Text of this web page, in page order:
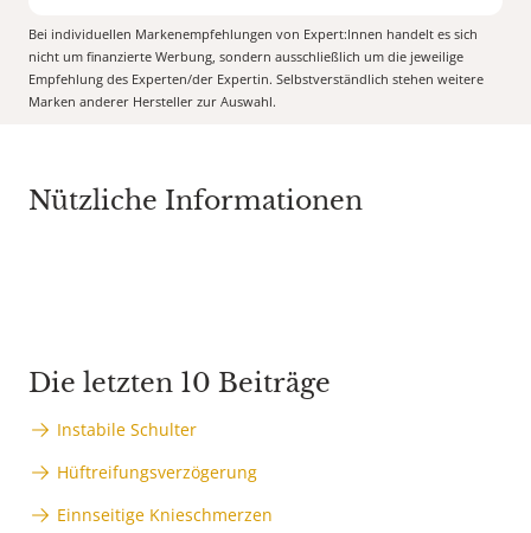
Bei individuellen Markenempfehlungen von Expert:Innen handelt es sich
nicht um finanzierte Werbung, sondern ausschließlich um die jeweilige
Empfehlung des Experten/der Expertin. Selbstverständlich stehen weitere
Marken anderer Hersteller zur Auswahl.
Nützliche Informationen
Die letzten 10 Beiträge
Instabile Schulter
Hüftreifungsverzögerung
Einnseitige Knieschmerzen